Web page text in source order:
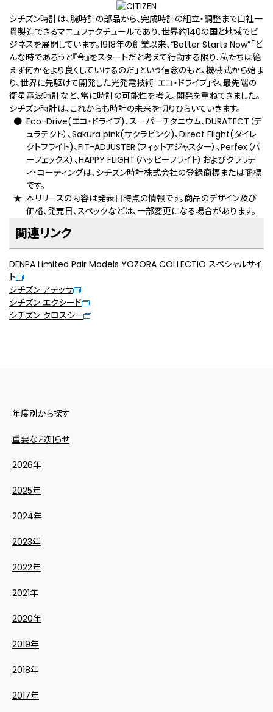
シチズン時計は、腕時計の部品から、完成時計の組立・調整まで自社一
貫製造できるマニュファクチュールであり、世界約140の国と地域でビ
ジネスを展開しています。1918年の創業以来、“Better Starts Now”「ど
んな時であろうと『今』をスタートだと考えて行動する限り、私たちは絶
えず何かをより良くしていけるのだ」という信念のもと、機械式から始ま
り、世界に先駆けて開発した光発電技術「エコ・ドライブ」や、最先端の
衛星電波時計など、常に時計の可能性を考え、開発を重ねてきました。
シチズン時計は、これからも時計の未来を切りひらいていきます。
Eco-Drive(エコ・ドライブ)、スーパーチタニウム、DURATECT（デ
ュラテクト）、Sakura pink(サクラピンク)、Direct Flight(ダイレ
クトフライト)、FIT-ADJUSTER（フィットアジャスター）、Perfex（パ
ーフェックス）、HAPPY FLIGHT（ハッピーフライト）およびクラリテ
ィ・コーティングは、シチズン時計株式会社の登録商標または商標
です。
本リリースの内容は発表日時点の情報です。商品のデザイン及び
価格、発売日、スペックなどは、一部変更になる場合があります。
関連リンク
DENPA Limited Pair Models YOZORA COLLECTIO スペシャルサイ
ト
シチズン アテッサ
シチズン エクシード
シチズン クロスシー
年度別から探す
重要なお知らせ
2026年
2025年
2024年
2023年
2022年
2021年
2020年
2019年
2018年
2017年